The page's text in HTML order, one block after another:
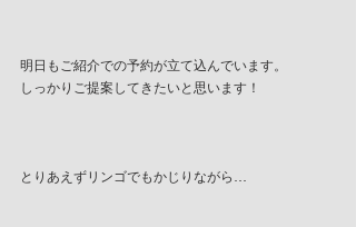
明日もご紹介での予約が立て込んでいます。
しっかりご提案してきたいと思います！
とりあえずリンゴでもかじりながら…